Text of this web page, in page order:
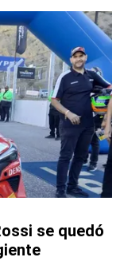
se quedó